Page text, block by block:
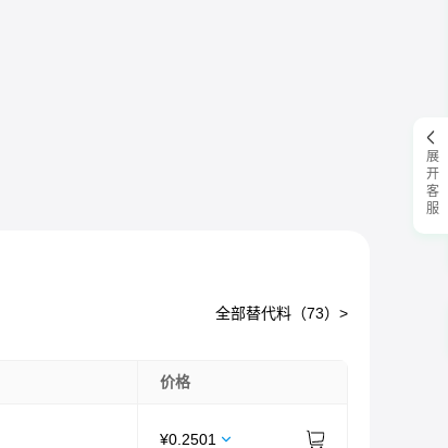
全部替代料（73）>
价格
¥0.2501
展开客服